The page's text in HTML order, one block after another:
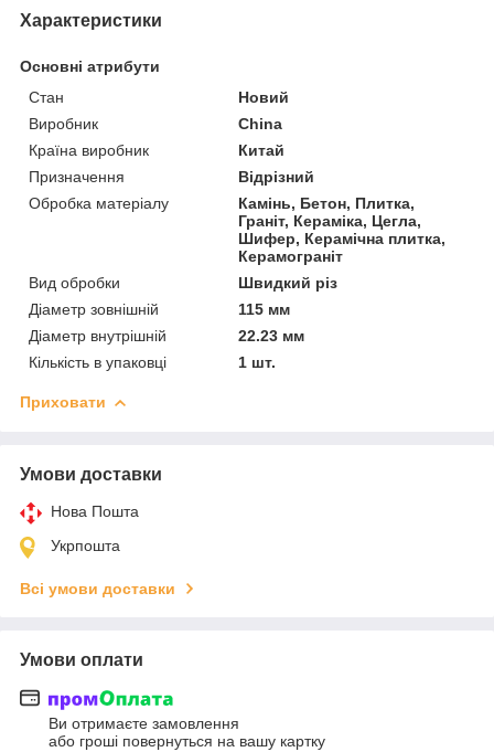
Характеристики
Основні атрибути
Стан
Новий
Виробник
China
Країна виробник
Китай
Призначення
Відрізний
Обробка матеріалу
Камінь, Бетон, Плитка,
Граніт, Кераміка, Цегла,
Шифер, Керамічна плитка,
Керамограніт
Вид обробки
Швидкий різ
Діаметр зовнішній
115 мм
Діаметр внутрішній
22.23 мм
Кількість в упаковці
1 шт.
Приховати
Умови доставки
Нова Пошта
Укрпошта
Всі умови доставки
Умови оплати
Ви отримаєте замовлення
або гроші повернуться на вашу картку